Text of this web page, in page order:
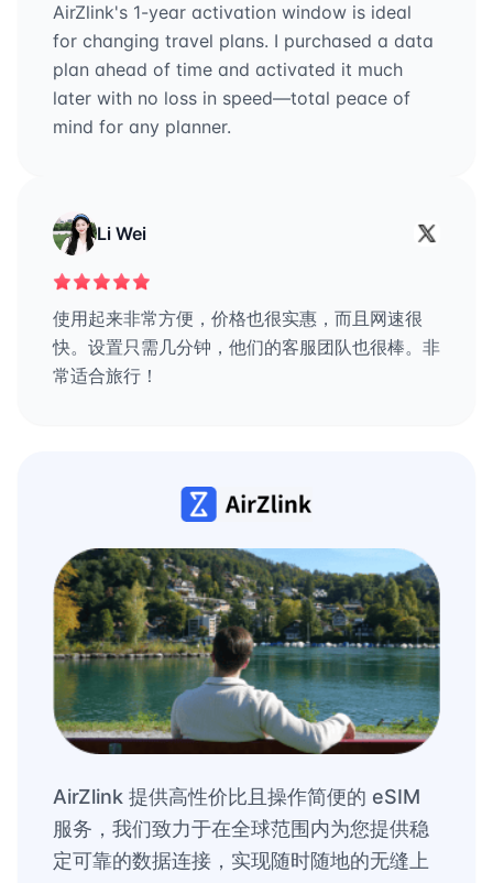
AirZlink's 1-year activation window is ideal
for changing travel plans. I purchased a data
plan ahead of time and activated it much
later with no loss in speed—total peace of
mind for any planner.
Li Wei
使用起来非常方便，价格也很实惠，而且网速很
快。设置只需几分钟，他们的客服团队也很棒。非
常适合旅行！
AirZlink 提供高性价比且操作简便的 eSIM
服务，我们致力于在全球范围内为您提供稳
定可靠的数据连接，实现随时随地的无缝上